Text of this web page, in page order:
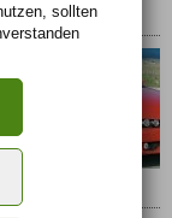
sollten